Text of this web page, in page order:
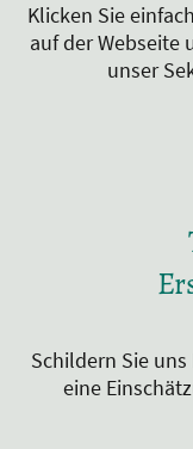
Klicken Sie
auf der Webseite
unser
Schildern Sie
eine